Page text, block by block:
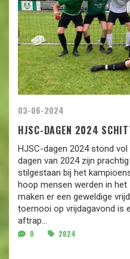
03-06-2024
HJSC-DAGEN 2024
HJSC-dagen 2024 stond
dagen van 2024 zijn
stilgestaan bij het
hoop mensen werden in
maken er een geweldige
toernooi op vrijdagavond is
aftrap...
0 2024